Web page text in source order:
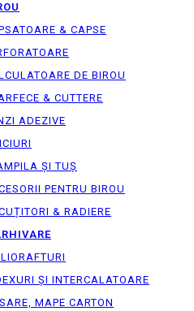
& CAPSE
DE BIROU
& CUTTERE
ADEZIVE
ȘI TUȘ
PENTRU BIROU
& RADIERE
ȘI INTERCALATOARE
MAPE CARTON